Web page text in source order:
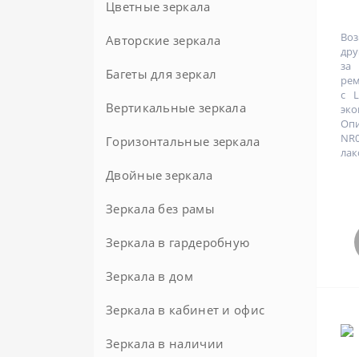
Сиреневые
Слоновая кость
Хром
Шампань
Из латуни
Из полиуретана
Овальные напольные
Широкие
Золотые
Классические
На колесиках
Напольные в металлической
раме
Прованс
Современные
Черные
С патиной
Восьмиугольные
Многоугольные
Цветные зеркала
Авторские зеркала
Багеты для зеркал
Вертикальные зеркала
Горизонтальные зеркала
Двойные зеркала
Зеркала без рамы
Зеркала в гардеробную
Зеркала в дом
Зеркала в кабинет и офис
Зеркала в наличии
за
с